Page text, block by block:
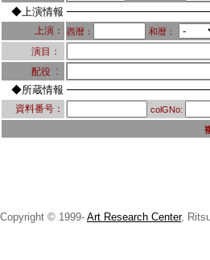
◆上演情報
上演： 西暦： 和暦：
演目：
配役 ：
◆所蔵情報
資料番号： colGNo:
Copyright © 1999- Art Research Center,